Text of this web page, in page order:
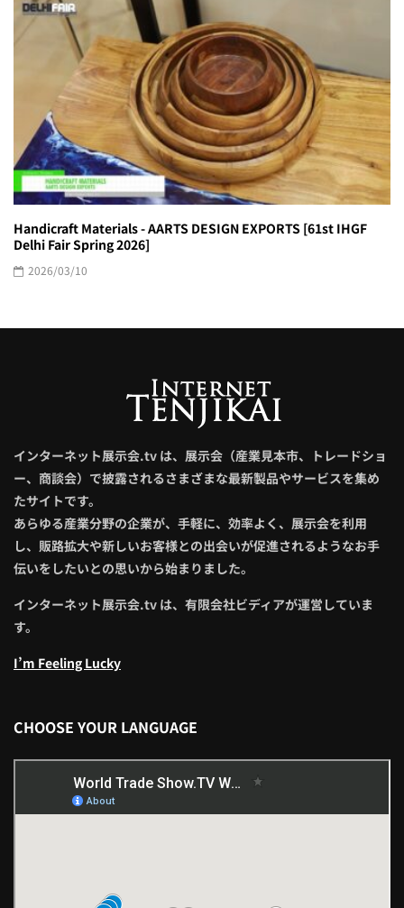
Handicraft Materials - AARTS DESIGN EXPORTS [61st IHGF
Delhi Fair Spring 2026]
2026/03/10
インターネット展示会.tv は、展示会（産業見本市、トレードショ
ー、商談会）で披露されるさまざまな最新製品やサービスを集め
たサイトです。
あらゆる産業分野の企業が、手軽に、効率よく、展示会を利用
し、販路拡大や新しいお客様との出会いが促進されるようなお手
伝いをしたいとの思いから始まりました。
インターネット展示会.tv は、有限会社ビディアが運営していま
す。
I’m Feeling Lucky
CHOOSE YOUR LANGUAGE